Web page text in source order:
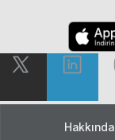
Hakkında